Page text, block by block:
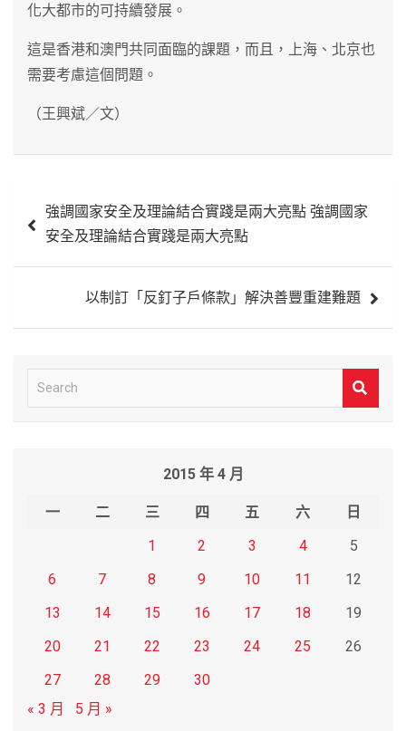
化大都市的可持續發展。
這是香港和澳門共同面臨的課題，而且，上海、北京也
需要考慮這個問題。
（王興斌／文）
章 強調國家安全及理論結合實踐是兩大亮點 強調國家
安全及理論結合實踐是兩大亮點
以制訂「反釘子戶條款」解決善豐重建難題
e
2015 年 4 月
一 二 三 四 五 六
日
1
2 3 4
5
6
7 8 9 10 11
12
13
14 15 16 17 18
19
20
21 22 23 24 25
26
27
28 29
30
« 3 月
5 月 »